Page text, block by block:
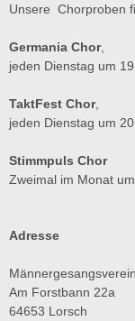
Unsere Chorproben
Germania Chor,
jeden Dienstag um
TaktFest Chor,
jeden Dienstag um
Stimmpuls Chor
Zweimal im Monat
Adresse
Am Forstbann 22a
64653 Lorsch